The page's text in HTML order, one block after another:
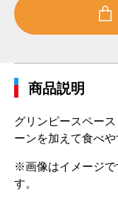
商品説明
グリンピースペー
ーンを加えて食べ
※画像はイメージで
す。